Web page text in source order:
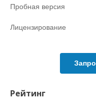
Пробная версия
Лицензирование
Рейтинг